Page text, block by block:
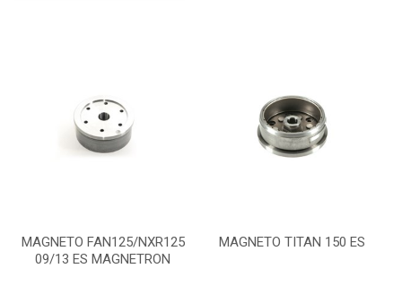
MAGNETO FAN125/NXR125
09/13 ES MAGNETRON
MAGNETO TITAN 150 ES